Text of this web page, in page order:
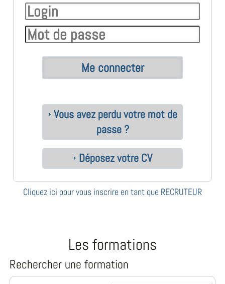
Vous avez perdu votre mot de
passe ?
Déposez votre CV
Cliquez ici pour vous inscrire en tant que RECRUTEUR
Les formations
Rechercher une formation